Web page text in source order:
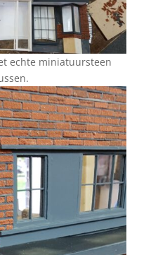
echte miniatuursteen